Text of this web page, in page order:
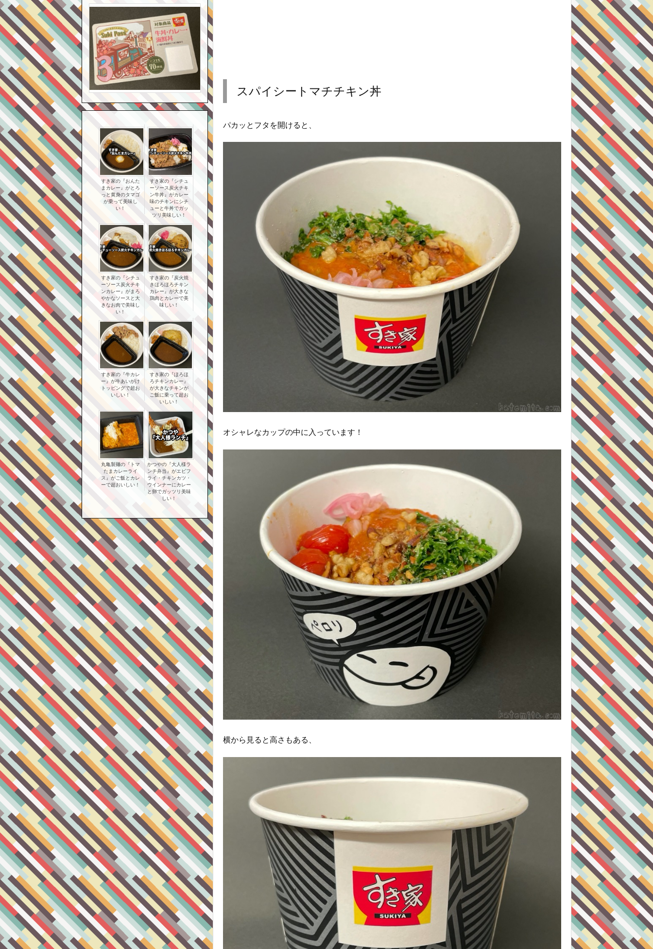
スパイシートマチチキン丼
パカッとフタを開けると、
オシャレなカップの中に入っています！
横から見ると高さもある、
すき家の『おんた
まカレー』がとろ
っと黄身のタマゴ
が乗って美味し
い！
すき家の『シチュ
ーソース炭火チキ
ン牛丼』がカレー
味のチキンにシチ
ューと牛丼でガッ
ツリ美味しい！
すき家の『シチュ
ーソース炭火チキ
ンカレー』がまろ
やかなソースと大
きなお肉で美味し
い！
すき家の『炭火焼
きほろほろチキン
カレー』が大きな
鶏肉とカレーで美
味しい！
すき家の『牛カレ
ー』が牛あいがけ
トッピングで超お
いしい！
すき家の『ほろほ
ろチキンカレー』
が大きなチキンが
ご飯に乗って超お
いしい！
丸亀製麺の『トマ
たまカレーライ
ス』がご飯とカレ
ーで超おいしい！
かつやの『大人様ラ
ンチ弁当』がエビフ
ライ・チキンカツ・
ウインナーにカレー
と卵でガッツリ美味
しい！